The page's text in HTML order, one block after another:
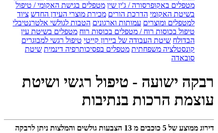
מטפלים באקופרסורה / ג'ין שין מטפלים בגישת האקומי / טיפול
בשיטת האקומי הדרכת הורים מכירת מוצרי העידן החדש ציוד
למטפלים ומוצרים עמותות וארגונים הטבות לגולשי אלטרנטיבלי
טיפול בכוסות רוח / מטפלים בכוסות רוח מטפלים בשיטת עין
הבדולח שיטת העבודה של ביירון קייטי טיפול רגשי למבוגרים
קונסטלציה משפחתית מטפלים בפסיכותרפיה דינמית שיטת
סובאדה
רבקה ישועה - טיפול רגשי ושיטת
עוצמת הרכות בנתיבות
דירוג ממוצע של 5 כוכבים מ 13 הצבעות גולשים והמלצות ניתן לרבקה